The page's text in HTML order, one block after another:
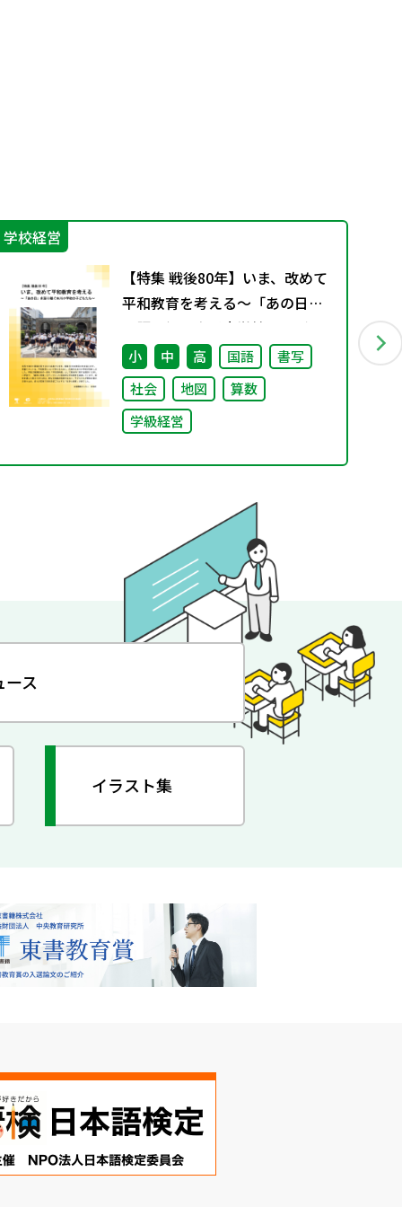
学校経営
【特集 戦後80年】いま、改めて
平和教育を考える〜「あの日」
を語り継ぐ本川小学校の子ども
たち〜
小 中 高 国語
書写
社会
地図
算数
学級経営
ース
イラスト集